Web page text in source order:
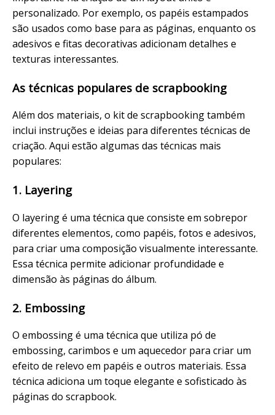
personalizado. Por exemplo, os papéis estampados
são usados como base para as páginas, enquanto os
adesivos e fitas decorativas adicionam detalhes e
texturas interessantes.
As técnicas populares de scrapbooking
Além dos materiais, o kit de scrapbooking também
inclui instruções e ideias para diferentes técnicas de
criação. Aqui estão algumas das técnicas mais
populares:
1. Layering
O layering é uma técnica que consiste em sobrepor
diferentes elementos, como papéis, fotos e adesivos,
para criar uma composição visualmente interessante.
Essa técnica permite adicionar profundidade e
dimensão às páginas do álbum.
2. Embossing
O embossing é uma técnica que utiliza pó de
embossing, carimbos e um aquecedor para criar um
efeito de relevo em papéis e outros materiais. Essa
técnica adiciona um toque elegante e sofisticado às
páginas do scrapbook.